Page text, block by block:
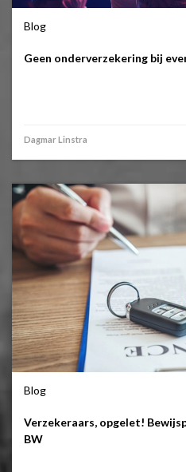
Blog
Geen onderverzekering bij
Dagmar Linstra
Blog
Verzekeraars, opgelet!
BW